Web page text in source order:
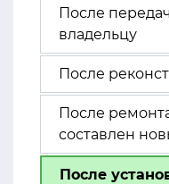
После
владельцу
После
После
составлен
После